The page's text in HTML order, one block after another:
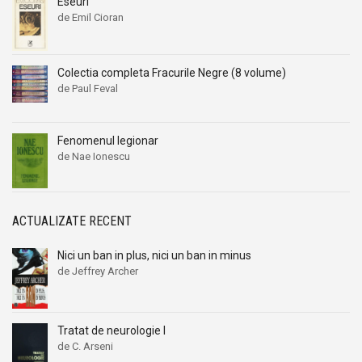
Pat Warren
Patricia Scanlan
Patt Bucheister
Pearl S. Buck
Peggy Webb
Penny Vincenzi
Philip Shelby
Phyllis A. Whitney
Phyllis Whitney
Pitigrilli
R.A. Walling
Pat Warren
Patricia Scanlan
Patt Bucheister
Pearl S. Buck
Peggy Webb
Penny Vincenzi
Philip Shelby
Phyllis A. Whitney
Phyllis Whitney
Pitigrilli
R.A. Walling
de Emil Cioran
Colectia completa Fracurile Negre (8 volume)
de Paul Feval
Fenomenul legionar
de Nae Ionescu
ACTUALIZATE RECENT
Nici un ban in plus, nici un ban in minus
de Jeffrey Archer
Tratat de neurologie I
de C. Arseni